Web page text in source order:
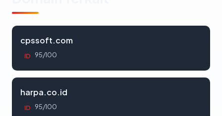
cpssoft.com
ID 95/100
harpa.co.id
ID 95/100